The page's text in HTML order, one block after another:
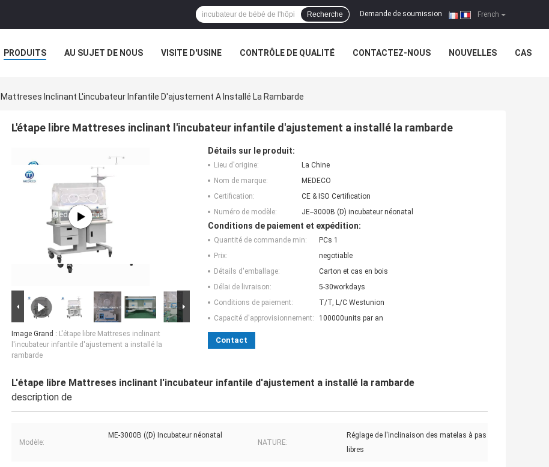
French
Demande de soumission |
Recherche
PRODUITS AU SUJET DE NOUS VISITE D'USINE CONTRÔLE DE QUALITÉ CONTACTEZ-NOUS NOUVELLES CAS
Mattreses Inclinant L'incubateur Infantile D'ajustement A Installé La Rambarde
L'étape libre Mattreses inclinant l'incubateur infantile d'ajustement a installé la rambarde
Image Grand : L'étape libre Mattreses inclinant
l'incubateur infantile d'ajustement a installé la
rambarde
Détails sur le produit:
Lieu d'origine:
La Chine
Nom de marque:
MEDECO
Certification:
CE & ISO Certification
Numéro de modèle:
JE--3000B (D) incubateur néonatal
Conditions de paiement et expédition:
Quantité de commande min:
PCs 1
Prix:
negotiable
Détails d'emballage:
Carton et cas en bois
Délai de livraison:
5-30workdays
Conditions de paiement:
T/T, L/C Westunion
Capacité d'approvisionnement:
100000units par an
Contact
L'étape libre Mattreses inclinant l'incubateur infantile d'ajustement a installé la rambarde
description de
Modèle:
ME-3000B ((D) Incubateur néonatal
NATURE:
Réglage de l'inclinaison des matelas à pas
libres